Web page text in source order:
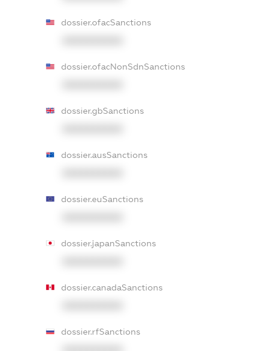
dossier.ofacSanctions
dossier.ofacNonSdnSanctions
dossier.gbSanctions
dossier.ausSanctions
dossier.euSanctions
dossier.japanSanctions
dossier.canadaSanctions
dossier.rfSanctions